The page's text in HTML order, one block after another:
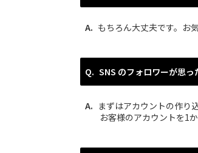
もちろん大丈夫です。お
SNS のフォロワーが思っ
まずはアカウントの作り
お客様のアカウントを1